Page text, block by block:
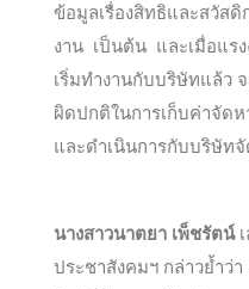
ข้อมูลเรื่องสิทธิและสวัสดิ
งาน เป็นต้น และเมื่อแรง
เริ่มทำงานกับบริษัทแล้ว
ผิดปกติในการเก็บค่าจัด
และดำเนินการกับบริษัท
นางสาวนาตยา เพ็ชรัตน์เ
ประชาสังคมฯ กล่าวย้ำว่